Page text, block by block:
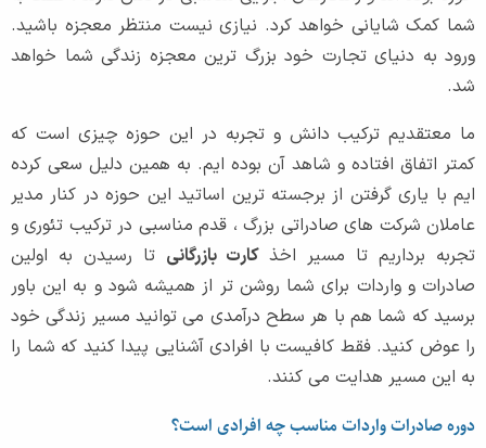
شما کمک شایانی خواهد کرد. نیازی نیست منتظر معجزه باشید.
ورود به دنیای تجارت خود بزرگ ترین معجزه زندگی شما خواهد
شد.
ما معتقدیم ترکیب دانش و تجربه در این حوزه چیزی است که
کمتر اتفاق افتاده و شاهد آن بوده ایم. به همین دلیل سعی کرده
ایم با یاری گرفتن از برجسته ترین اساتید این حوزه در کنار مدیر
عاملان شرکت های صادراتی بزرگ ، قدم مناسبی در ترکیب تئوری و
تجربه برداریم تا مسیر اخذکارت بازرگانی تا رسیدن به اولین
صادرات و واردات برای شما روشن تر از همیشه شود و به این باور
برسید که شما هم با هر سطح درآمدی می توانید مسیر زندگی خود
را عوض کنید. فقط کافیست با افرادی آشنایی پیدا کنید که شما را
به این مسیر هدایت می کنند.
دوره صادرات واردات مناسب چه افرادی است؟